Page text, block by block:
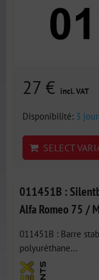
27 € incl. VAT
Disponibilité: 3
SELECT
011451B :
Alfa Romeo 75 /
011451B : Barre
polyuréthane...